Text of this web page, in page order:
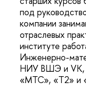
под
компании
отраслевых
институте
Инженерно-
НИУ ВШЭ и VK,
«МТС», «T2» и